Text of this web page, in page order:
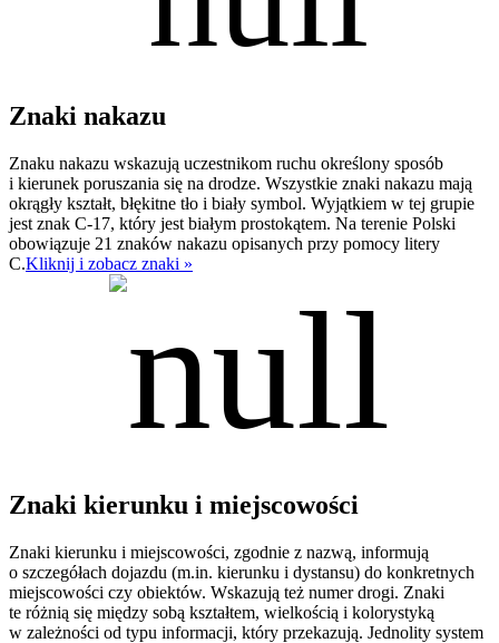
Znaki nakazu
Znaku nakazu wskazują uczestnikom ruchu określony sposób
i kierunek poruszania się na drodze. Wszystkie znaki nakazu mają
okrągły kształt, błękitne tło i biały symbol. Wyjątkiem w tej grupie
jest znak C-17, który jest białym prostokątem. Na terenie Polski
obowiązuje 21 znaków nakazu opisanych przy pomocy litery
C.Kliknij i zobacz znaki »
Znaki kierunku i miejscowości
Znaki kierunku i miejscowości, zgodnie z nazwą, informują
o szczegółach dojazdu (m.in. kierunku i dystansu) do konkretnych
miejscowości czy obiektów. Wskazują też numer drogi. Znaki
te różnią się między sobą kształtem, wielkością i kolorystyką
w zależności od typu informacji, który przekazują. Jednolity system